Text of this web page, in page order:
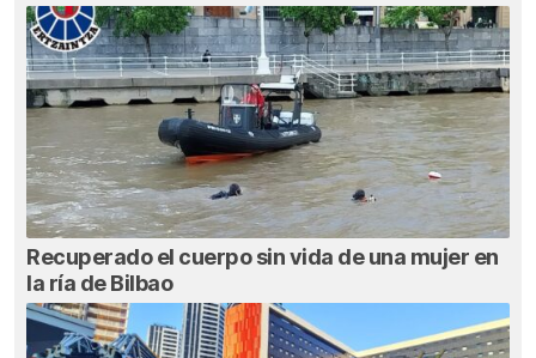
Recuperado el cuerpo sin vida de una mujer en
la ría de Bilbao